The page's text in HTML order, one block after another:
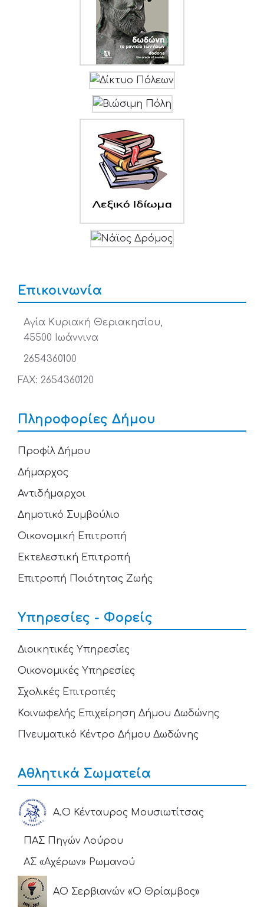
Επικοινωνία
Αγία Κυριακή Θεριακησίου,
45500 Ιωάννινα
2654360100
FAX: 2654360120
Πληροφορίες Δήμου
Προφίλ Δήμου
Δήμαρχος
Αντιδήμαρχοι
Δημοτικό Συμβούλιο
Οικονομική Επιτροπή
Εκτελεστική Επιτροπή
Επιτροπή Ποιότητας Ζωής
Υπηρεσίες - Φορείς
Διοικητικές Υπηρεσίες
Οικονομικές Υπηρεσίες
Σχολικές Επιτροπές
Κοινωφελής Επιχείρηση Δήμου Δωδώνης
Πνευματικό Κέντρο Δήμου Δωδώνης
Αθλητικά Σωματεία
Α.Ο Κένταυρος Μουσιωτίτσας
ΠΑΣ Πηγών Λούρου
ΑΣ «Αχέρων» Ρωμανού
ΑΟ Σερβιανών «Ο Θρίαμβος»